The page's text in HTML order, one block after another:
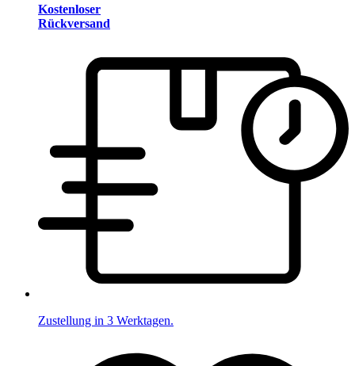
Kostenloser
Rückversand
Zustellung in 3 Werktagen.